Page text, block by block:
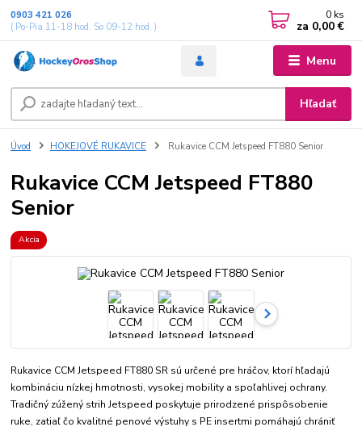
Menu
Hľadať
0903 421 026
( Po-Pia 11-18 hod. So 09-12 hod. )
0 ks
za 0,00 €
Úvod HOKEJOVÉ RUKAVICE Rukavice CCM Jetspeed FT880 Senior
Rukavice CCM Jetspeed FT880
Senior
Akcia
Rukavice CCM Jetspeed FT880 SR sú určené pre hráčov, ktorí hľadajú
kombináciu nízkej hmotnosti, vysokej mobility a spoľahlivej ochrany.
Tradičný zúžený strih Jetspeed poskytuje prirodzené prispôsobenie
ruke, zatiaľ čo kvalitné penové výstuhy s PE insertmi pomáhajú chrániť